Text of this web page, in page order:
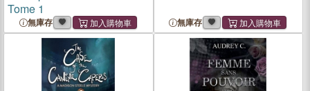
Tome 1
無庫存 無庫存